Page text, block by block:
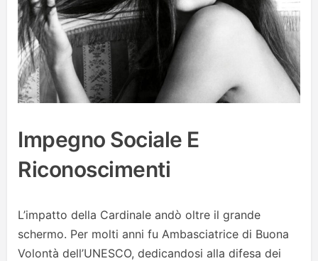
Impegno Sociale E
Riconoscimenti
L’impatto della Cardinale andò oltre il grande
schermo. Per molti anni fu Ambasciatrice di Buona
Volontà dell’UNESCO, dedicandosi alla difesa dei